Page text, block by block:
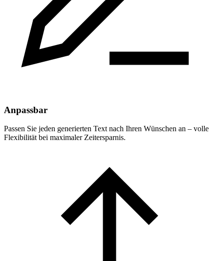
Anpassbar
Passen Sie jeden generierten Text nach Ihren Wünschen an – volle
Flexibilität bei maximaler Zeitersparnis.